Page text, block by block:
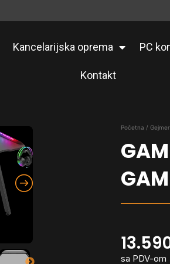
Kancelarijska oprema PC
Kontakt
Početna /
sa PDV-om